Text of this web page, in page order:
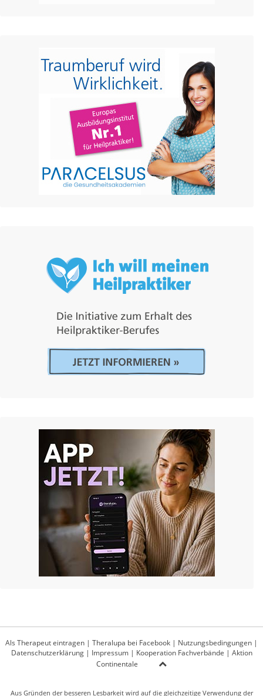
Als Therapeut eintragen | Theralupa bei Facebook | Nutzungsbedingungen |
Datenschutzerklärung| Impressum| Kooperation Fachverbände | Aktion
Continentale
Aus Gründen der besseren Lesbarkeit wird auf die gleichzeitige Verwendung der